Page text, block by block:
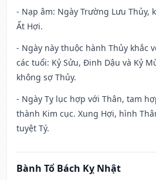
- Nạp âm: Ngày Trường Lưu Thủy,
Ất Hợi.
- Ngày này thuộc hành Thủy khắc
các tuổi: Kỷ Sửu, Đinh Dậu và Kỷ
không sợ Thủy.
- Ngày Tỵ lục hợp với Thân, tam
thành Kim cục. Xung Hợi, hình
tuyệt Tý.
Bành Tổ Bách Kỵ Nhật